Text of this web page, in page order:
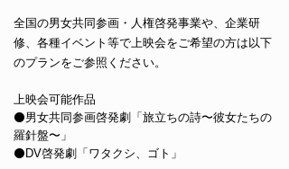
全国の男女共同参画・人権啓発事業や、企業研
修、各種イベント等で上映会をご希望の方は以下
のプランをご参照ください。
上映会可能作品
⚫️男女共同参画啓発劇「旅立ちの詩〜彼女たちの
羅針盤〜」
⚫️DV啓発劇「ワタクシ、ゴト」